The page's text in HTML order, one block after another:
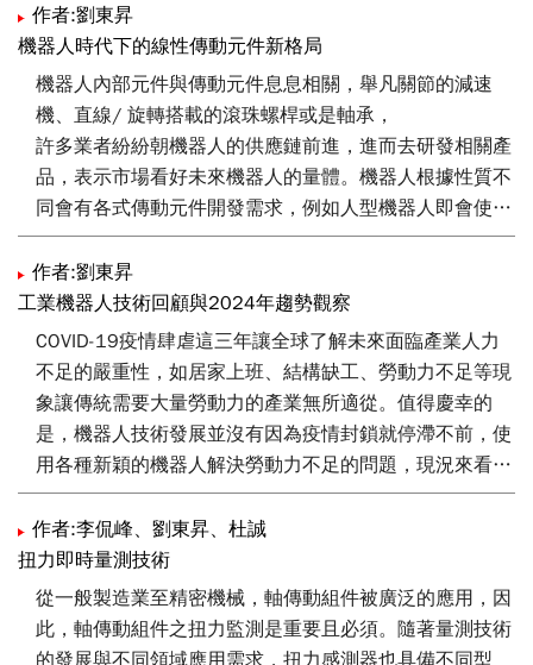
能、高品質的解決方案，助力新興產業的蓬勃發展。本文
將蒐集並分析全球主要工具機廠商與臺灣主要工具機廠商
的對應技術與發展動態，並進一步探討這股驅動力，不僅
塑造了工具機市場格局，更在創新中激發了產業全球競爭
力的提升。
作者:劉東昇
機器人時代下的線性傳動元件新格局
機器人內部元件與傳動元件息息相關，舉凡關節的減速
機、直線/ 旋轉搭載的滾珠螺桿或是軸承，
許多業者紛紛朝機器人的供應鏈前進，進而去研發相關產
品，表示市場看好未來機器人的量體。機器人根據性質不
同會有各式傳動元件開發需求，例如人型機器人即會使用
行星式滾柱螺桿、諧波減速機、行星減速機等，目前全球
歐洲廠商從事開發歷史較為悠久，然而普遍技術以及產能
尚未達到一定規模。機器人除了在機構設計上的不同之
外，在傳動元件上埋入許多感測器、導入AI，讓機器人擁
有自主決策功能，為機器人在製造業裡能否進一步發揮效
益的關鍵。
作者:劉東昇
工業機器人技術回顧與2024年趨勢觀察
COVID-19疫情肆虐這三年讓全球了解未來面臨產業人力
不足的嚴重性，如居家上班、結構缺工、勞動力不足等現
象讓傳統需要大量勞動力的產業無所適從。值得慶幸的
是，機器人技術發展並沒有因為疫情封鎖就停滯不前，使
用各種新穎的機器人解決勞動力不足的問題，現況來看是
一帖良藥。本文首先回顧2023年國內外機器人領導廠商
技術動態，包含全球機器人四大家族及我國代表性機器人
廠商發布的最新技術亮點，各自致力研究的項目領域，接
著由相關市調來評估未來全球機器人成長趨勢，包含市場
所在地區及機器人種類，最後說明未來趨勢及挑戰。
作者:李侃峰、劉東昇、杜誠
扭力即時量測技術
從一般製造業至精密機械，軸傳動組件被廣泛的應用，因
此，軸傳動組件之扭力監測是重要且必須。隨著量測技術
的發展與不同領域應用需求，扭力感測器也具備不同型